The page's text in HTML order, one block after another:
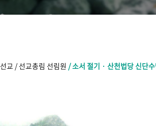
교 / 선교총림 선림원 / 소서 절기 · 산천법당 신단